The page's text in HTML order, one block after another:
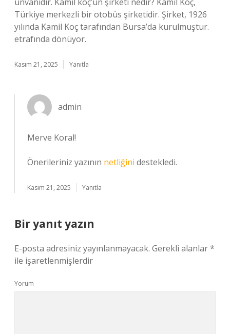
Türkiye merkezli bir otobüs şirketidir. Şirket, 1926
yılında Kamil Koç tarafından Bursa’da kurulmuştur.
etrafında dönüyor.
Kasım 21, 2025 Yanıtla
admin
Merve Koral!
Önerileriniz yazının netliğini destekledi.
Kasım 21, 2025 Yanıtla
Bir yanıt yazın
E-posta adresiniz yayınlanmayacak. Gerekli alanlar*
ile işaretlenmişlerdir
Yorum